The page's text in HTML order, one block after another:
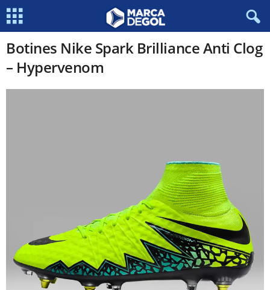
Botines Nike Spark Brilliance Anti Clog
– Hypervenom